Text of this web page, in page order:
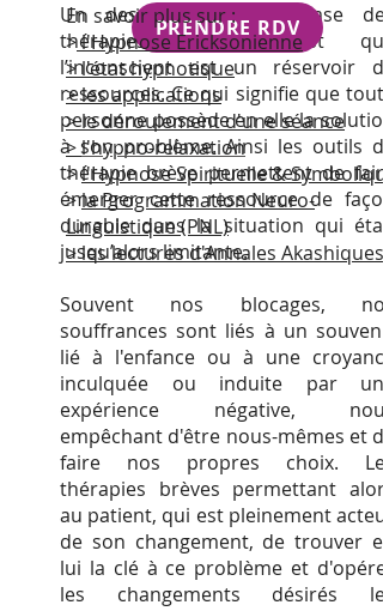
Un des principes de base des
thérapies brèves, c'est que
l’inconscient est un réservoir de
ressources. Ce qui signifie que toute
personne possède en elle la solution
à son problème. Ainsi les outils de
thérapie brève permettent de faire
émerger cette ressource de façon
durable dans la situation qui était
jusqu’alors limitante.
Souvent nos blocages, nos
souffrances sont liés à un souvenir
lié à l'enfance ou à une croyance
inculquée ou induite par une
expérience négative, nous
empêchant d'être nous-mêmes et de
faire nos propres choix. Les
thérapies brèves permettant alors
au patient, qui est pleinement acteur
de son changement, de trouver en
lui la clé à ce problème et d'opérer
les changements désirés les
PRENDRE RDV
En savoir plus sur :
>l'Hypnose Ericksonienne
>l'état hypnotique
>les applications
> le déroulement d'une séance
>l'hypno-relaxation
>l'Hypnose Spirituelle & Symbolique
>la Programmation Neuro-
Linguistique (PNL)
> les lectures d'Annales Akashiques